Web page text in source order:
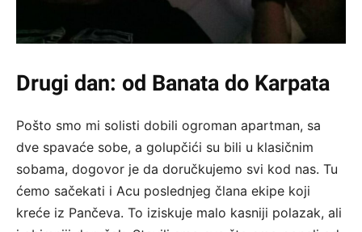
Drugi dan: od Banata do Karpata
Pošto smo mi solisti dobili ogroman apartman, sa
dve spavaće sobe, a golupčići su bili u klasičnim
sobama, dogovor je da doručkujemo svi kod nas. Tu
ćemo sačekati i Acu poslednjeg člana ekipe koji
kreće iz Pančeva. To iziskuje malo kasniji polazak, ali